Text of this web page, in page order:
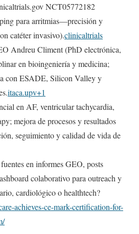
NCT05772182
para arritmias—precisión y
catéter invasivo).clinicaltrials
Andreu Climent (PhD electrónica,
en bioingeniería y medicina;
con ESADE, Silicon Valley y
itaca.upv+1
en AF, ventricular tachycardia,
mejora de procesos y resultados
seguimiento y calidad de vida de
en informes GEO, posts
colaborativo para outreach y
cardiológico o healthtech?
achieves-ce-mark-certification-for-